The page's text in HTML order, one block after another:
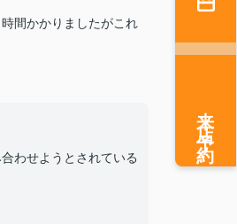
間かかりましたがこれ
わせようとされている
来店予約